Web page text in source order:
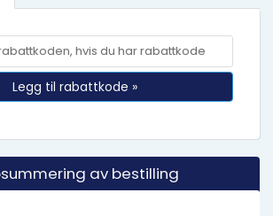
Legg til rabattkode »
av bestilling